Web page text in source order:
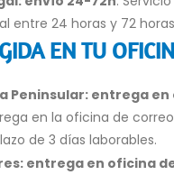
entre 24 horas y 72
EN TU
Peninsular: entrega
en la oficina de
de 3 días laborables.
entrega en oficina